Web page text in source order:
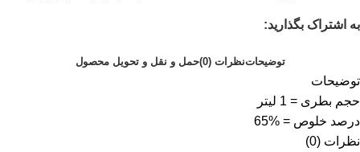
به اشتراک بگذارید:
توضیحاتنظرات (0) حمل و نقل و تحویل محصول
توضیحات
حجم بطری = 1 لیتر
درصد خلوص = %65
نظرات (0)